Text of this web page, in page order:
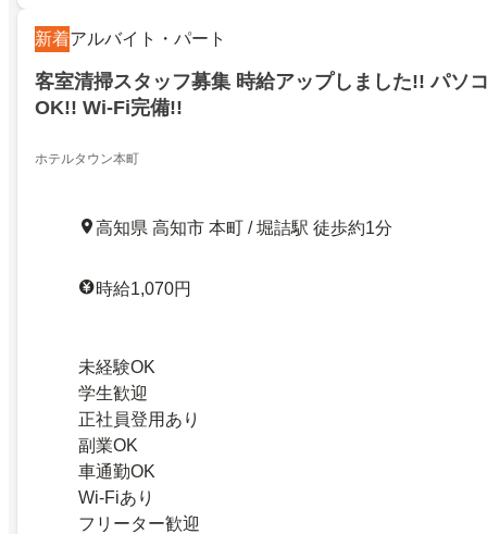
新着アルバイト・パート
客室清掃スタッフ募集 時給アップしました!! パソ
OK!! Wi-Fi完備!!
ホテルタウン本町
高知県 高知市 本町 / 堀詰駅 徒歩約1分
時給1,070円
未経験OK
学生歓迎
正社員登用あり
副業OK
車通勤OK
Wi-Fiあり
フリーター歓迎